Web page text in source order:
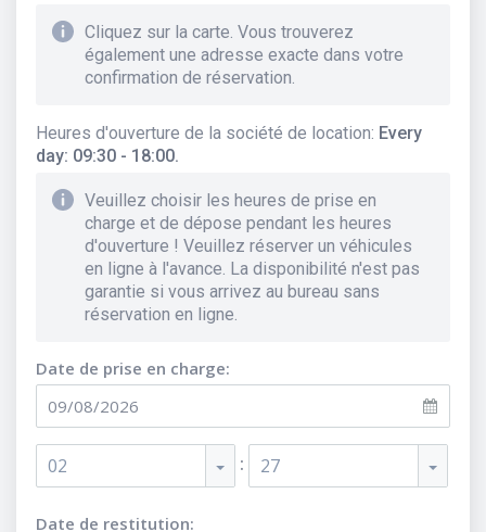
Cliquez sur la carte. Vous trouverez
également une adresse exacte dans votre
confirmation de réservation.
Heures d'ouverture de la société de location: Every
day: 09:30 - 18:00.
Veuillez choisir les heures de prise en
charge et de dépose pendant les heures
d'ouverture ! Veuillez réserver un véhicules
en ligne à l'avance. La disponibilité n'est pas
garantie si vous arrivez au bureau sans
réservation en ligne.
Date de prise en charge:
02 : 27
Date de restitution: